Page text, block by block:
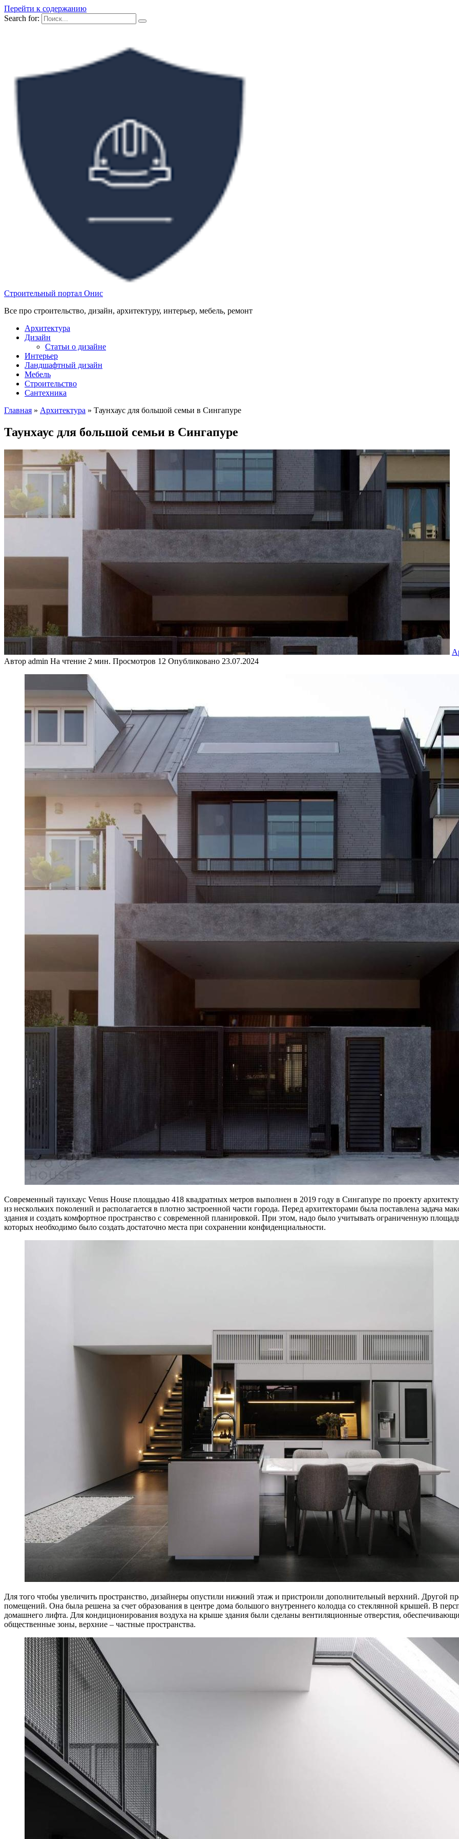
Перейти к содержанию
Search for:
Строительный портал Онис
Все про строительство, дизайн, архитектуру, интерьер, мебель, ремонт
Архитектура
Дизайн
Статьи о дизайне
Интерьер
Ландшафтный дизайн
Мебель
Строительство
Сантехника
Главная » Архитектура » Таунхаус для большой семьи в Сингапуре
Таунхаус для большой семьи в Сингапуре
Автор admin На чтение 2 мин. Просмотров 12 Опубликовано 23.07.2024
Современный таунхаус Venus House площадью 418 квадратных метров выполнен в 2019 году в Сингапуре по проекту
из нескольких поколений и располагается в плотно застроенной части города. Перед архитекторами была поставлена задача
здания и создать комфортное пространство с современной планировкой. При этом, надо было учитывать ограниченную
которых необходимо было создать достаточно места при сохранении конфиденциальности.
Для того чтобы увеличить пространство, дизайнеры опустили нижний этаж и пристроили дополнительный верхний. Другой
помещений. Она была решена за счет образования в центре дома большого внутреннего колодца со стеклянной крышей. В
домашнего лифта. Для кондиционирования воздуха на крыше здания были сделаны вентиляционные отверстия,
общественные зоны, верхние – частные пространства.